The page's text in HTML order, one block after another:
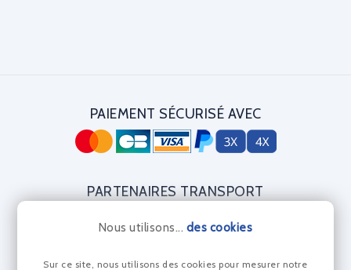
Nous utilisons... des cookies
Sur ce site, nous utilisons des cookies pour mesurer notre
PAIEMENT SÉCURISÉ AVEC
PARTENAIRES TRANSPORT